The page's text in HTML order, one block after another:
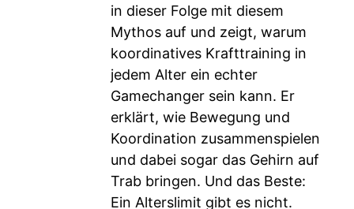
in dieser Folge mit diesem
Mythos auf und zeigt, warum
koordinatives Krafttraining in
jedem Alter ein echter
Gamechanger sein kann. Er
erklärt, wie Bewegung und
Koordination zusammenspielen
und dabei sogar das Gehirn auf
Trab bringen. Und das Beste:
Ein Alterslimit gibt es nicht.